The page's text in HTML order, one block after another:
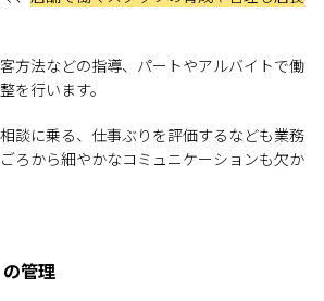
方法などの指導、パートやアルバイトで働
を行います。
談に乗る、仕事ぶりを評価するなども業務
ろから細やかなコミュニケーションも欠か
管理